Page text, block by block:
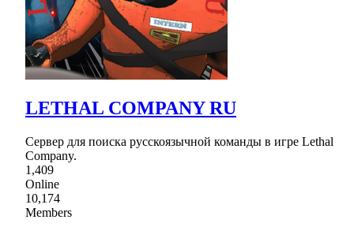
LETHAL COMPANY RU
Сервер для поиска русскоязычной команды в игре Lethal
Company.
1,409
Online
10,174
Members